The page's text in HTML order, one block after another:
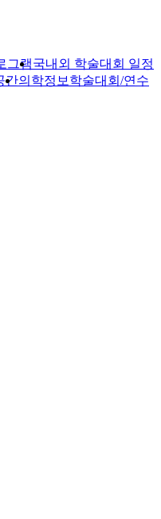
그램국내외 학술대회 일정
간의학정보 학술대회/연수